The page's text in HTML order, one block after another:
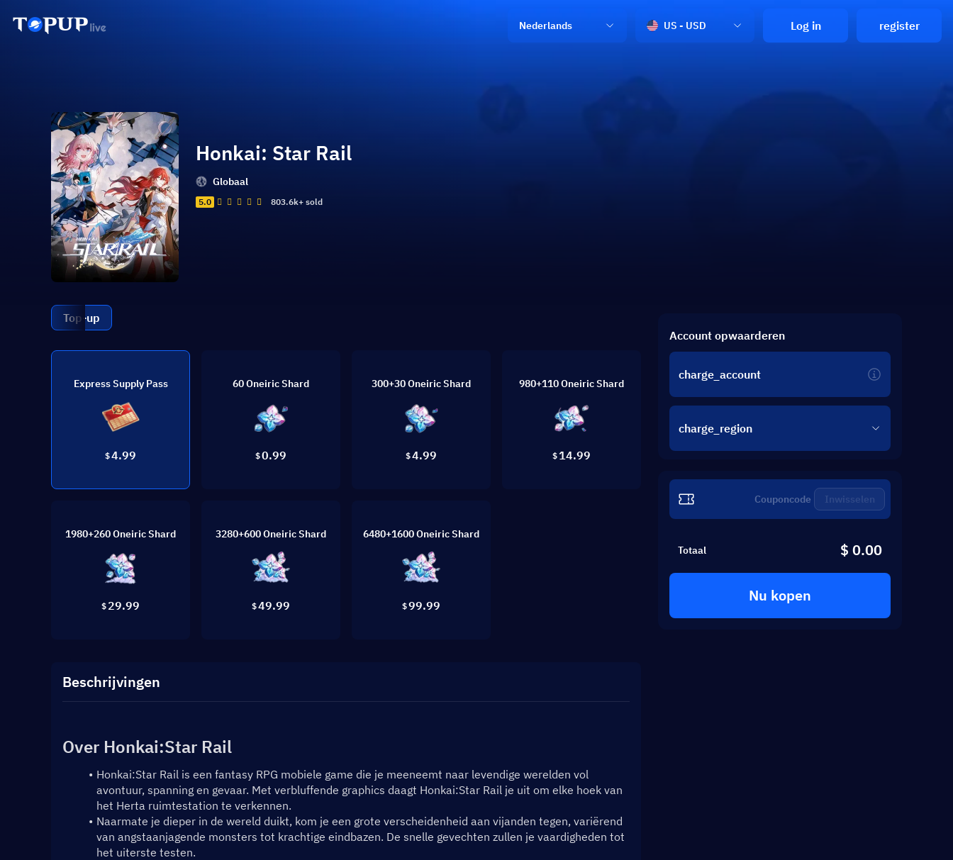
Nederlands US - USD Log in register
Honkai: Star Rail
Globaal
5.0 803.6k+ sold
Top-up
Express Supply Pass
$4.99
60 Oneiric Shard
$0.99
300+30 Oneiric Shard
$4.99
980+110 Oneiric Shard
$ 14.99
1980+260 Oneiric Shard
$ 29.99
3280+600 Oneiric Shard
$49.99
6480+1600 Oneiric Shard
$99.99
Beschrijvingen
Over Honkai:Star Rail
Honkai:Star Rail is een fantasy RPG mobiele game die je meeneemt naar levendige werelden vol
avontuur, spanning en gevaar. Met verbluffende graphics daagt Honkai:Star Rail je uit om elke hoek van
het Herta ruimtestation te verkennen.
Naarmate je dieper in de wereld duikt, kom je een grote verscheidenheid aan vijanden tegen, variërend
van angstaanjagende monsters tot krachtige eindbazen. De snelle gevechten zullen je vaardigheden tot
het uiterste testen.
Account opwaarderen
charge_account
charge_region
Inwisselen
Totaal $ 0.00
Nu kopen